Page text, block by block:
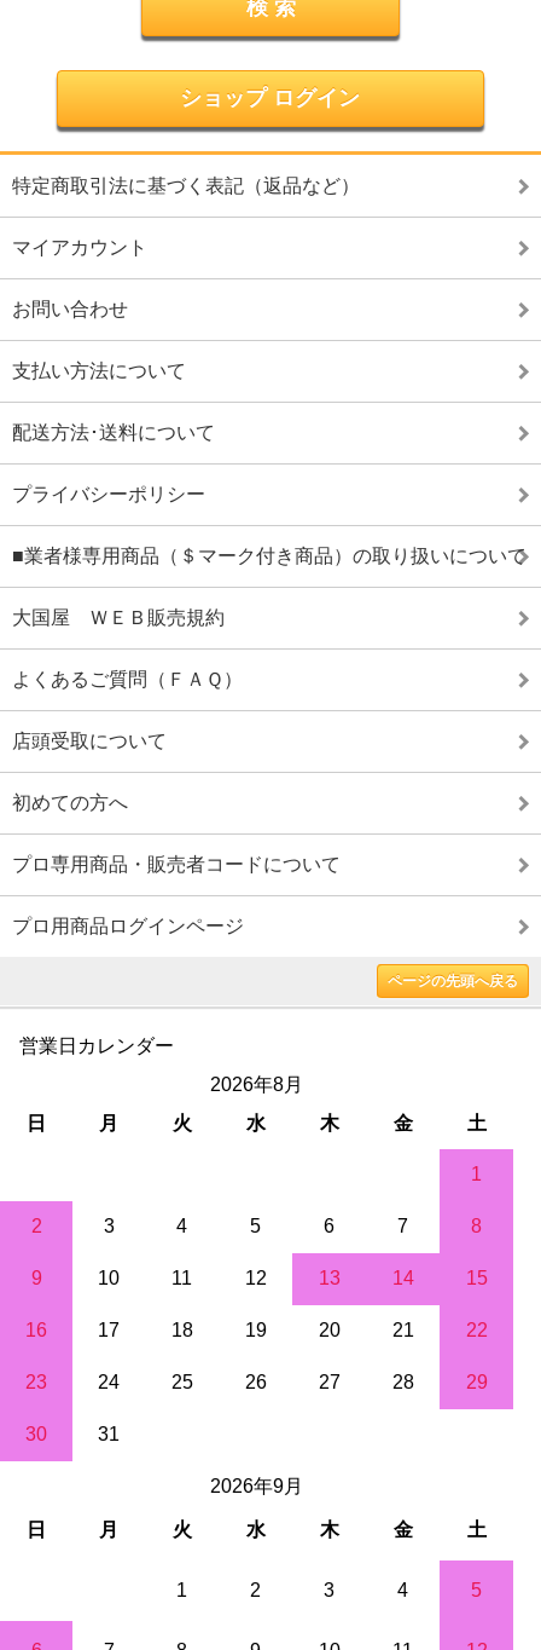
ショップ ログイン
特定商取引法に基づく表記（返品など）
マイアカウント
お問い合わせ
支払い方法について
配送方法･送料について
プライバシーポリシー
■業者様専用商品（＄マーク付き商品）の取り扱いについて
大国屋 ＷＥＢ販売規約
よくあるご質問（ＦＡＱ）
店頭受取について
初めての方へ
プロ専用商品・販売者コードについて
プロ用商品ログインページ
ページの先頭へ戻る
営業日カレンダー
2026年8月
日
月 火 水 木 金 土
1
2 3 4 5 6 7 8
9 10 11 12 13 14 15
16 17 18 19 20 21 22
23 24 25 26 27 28 29
30 31
2026年9月
日 月 火 水 木 金 土
1 2 3 4 5